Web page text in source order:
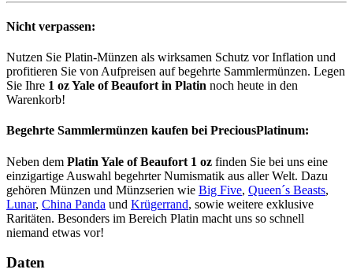
Nicht verpassen:
Nutzen Sie Platin-Münzen als wirksamen Schutz vor Inflation und
profitieren Sie von Aufpreisen auf begehrte Sammlermünzen. Legen
Sie Ihre 1 oz Yale of Beaufort in Platin noch heute in den
Warenkorb!
Begehrte Sammlermünzen kaufen bei PreciousPlatinum:
Neben dem Platin Yale of Beaufort 1 oz finden Sie bei uns eine
einzigartige Auswahl begehrter Numismatik aus aller Welt. Dazu
gehören Münzen und Münzserien wie Big Five, Queen´s Beasts,
Lunar, China Panda und Krügerrand, sowie weitere exklusive
Raritäten. Besonders im Bereich Platin macht uns so schnell
niemand etwas vor!
Daten